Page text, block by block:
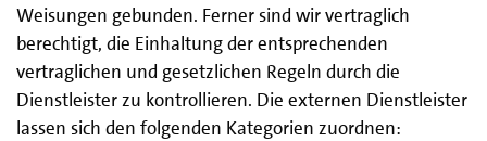
Weisungen gebunden. Ferner sind wir vertraglich
berechtigt, die Einhaltung der entsprechenden
vertraglichen und gesetzlichen Regeln durch die
Dienstleister zu kontrollieren. Die externen Dienstleister
lassen sich den folgenden Kategorien zuordnen: